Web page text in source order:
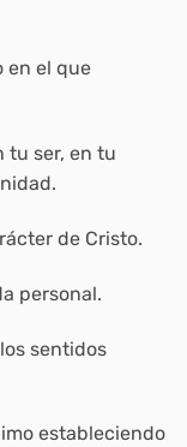
en el que
tu ser, en tu
de Cristo.
personal.
sentidos
estableciendo